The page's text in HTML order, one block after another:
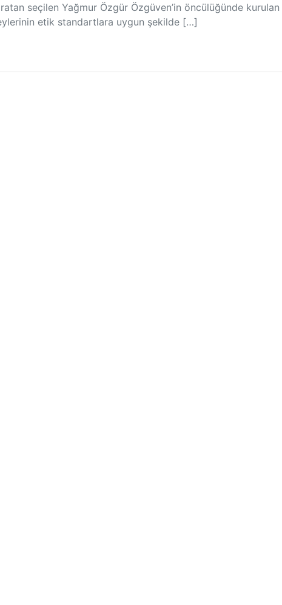
seçilen Yağmur Özgür Özgüven’in öncülüğünde kurulan
etik standartlara uygun şekilde […]